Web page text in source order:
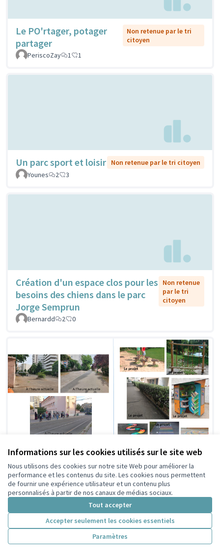
Informations sur les cookies utilisés sur le site web
Nous utilisons des cookies sur notre site Web pour améliorer la
performance et les contenus du site. Les cookies nous permettent
de fournir une expérience utilisateur et un contenu plus
personnalisés à partir de nos canaux de médias sociaux.
Tout accepter
Accepter seulement les cookies essentiels
Paramètres
Le PO'rtager, potager
partager
Non retenue par le tri
citoyen
PeriscoZay
1 1
Un parc sport et loisir
Non retenue par le tri citoyen
Younes
2 3
Création d'un espace clos pour les
besoins des chiens dans le parc
Jorge Semprun
Non retenue
par le tri
citoyen
Bernardd 2 0
Transformer les alentours de l’école
Lakanal du Tonkin en un lieu de vie
ludique, partagé et sécurisé pour les
enfants et leurs familles.
Retenue
par le
APE 5 10